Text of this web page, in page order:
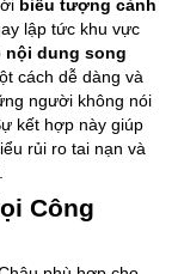
biểu tượng cảnh
lập tức khu vực
nội dung song
cách dễ dàng và
người không nói
kết hợp này giúp
rủi ro tai nạn và
Công